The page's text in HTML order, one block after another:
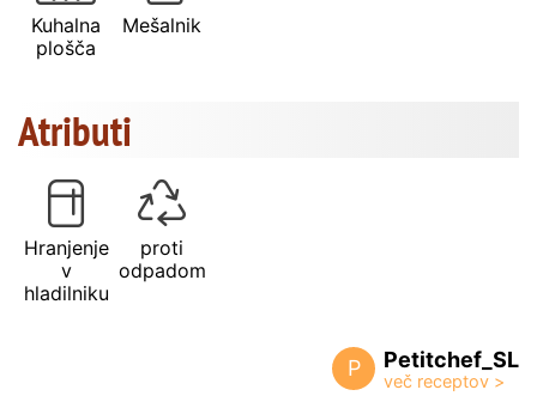
Kuhalna
plošča
Mešalnik
Atributi
Hranjenje
v
hladilniku
proti
odpadom
P Petitchef_SL